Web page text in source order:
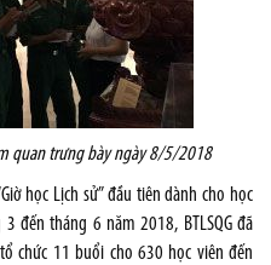
quan trưng bày ngày 8/5/2018
học Lịch sử” đầu tiên dành cho học
đến tháng 6 năm 2018, BTLSQG đã
chức 11 buổi cho 630 học viên đến